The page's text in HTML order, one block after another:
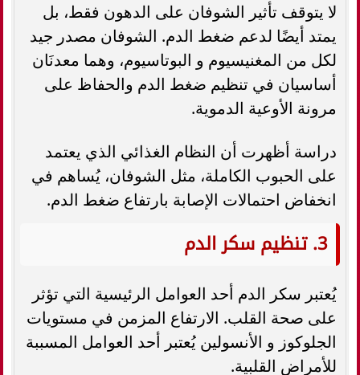
لا يتوقف تأثير الشوفان على الدهون فقط، بل
يمتد أيضًا لدعم ضغط الدم. الشوفان مصدر جيد
لكل من المغنيسيوم و البوتاسيوم، وهما معدنَان
أساسيان في تنظيم ضغط الدم والحفاظ على
مرونة الأوعية الدموية.
دراسة أظهرت أن النظام الغذائي الذي يعتمد
على الحبوب الكاملة، مثل الشوفان، يُساهم في
انخفاض احتمالات الإصابة بارتفاع ضغط الدم.
3. تنظيم سكر الدم
يُعتبر سكر الدم أحد العوامل الرئيسية التي تؤثر
على صحة القلب. الارتفاع المزمن في مستويات
الجلوكوز و الأنسولين يُعتبر أحد العوامل المسببة
للأمراض القلبية.